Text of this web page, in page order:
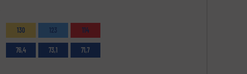
130 123 114
76,4 73,1 71,7